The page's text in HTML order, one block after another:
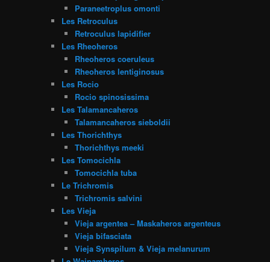
Paraneetroplus omonti
Les Retroculus
Retroculus lapidifier
Les Rheoheros
Rheoheros coeruleus
Rheoheros lentiginosus
Les Rocio
Rocio spinosissima
Les Talamancaheros
Talamancaheros sieboldii
Les Thorichthys
Thorichthys meeki
Les Tomocichla
Tomocichla tuba
Le Trichromis
Trichromis salvini
Les Vieja
Vieja argentea – Maskaheros argenteus
Vieja bifasciata
Vieja Synspilum & Vieja melanurum